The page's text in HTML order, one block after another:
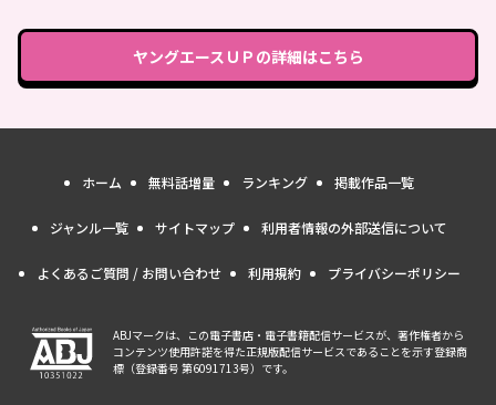
落第剣士の学院無双～
ヤングエースＵＰ の詳細はこちら
ホーム 無料話増量 ランキング 掲載作品一覧
ジャンル一覧 サイトマップ 利用者情報の外部送信について
よくあるご質問 / お問い合わせ 利用規約 プライバシーポリシー
ABJマークは、この電子書店・電子書籍配信サービスが、著作権者から
コンテンツ使用許諾を得た正規版配信サービスであることを示す登録商
標（登録番号 第6091713号）です。